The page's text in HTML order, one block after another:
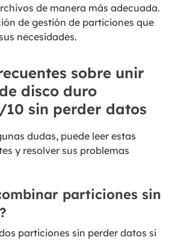
de manera más adecuada.
de gestión de particiones que
necesidades.
sobre unir
disco duro
10 sin perder datos
dudas, puede leer estas
y resolver sus problemas
particiones sin
particiones sin perder datos si